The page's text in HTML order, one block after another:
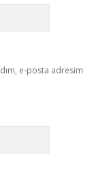
e-posta adresim